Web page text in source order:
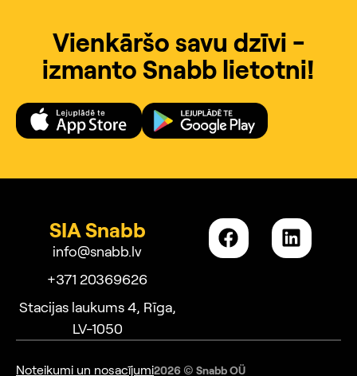
Vienkāršo savu dzīvi -
izmanto Snabb lietotni!
SIA Snabb
info@snabb.lv
+371 20369626
Stacijas laukums 4, Rīga,
LV-1050
Noteikumi un nosacījumi2026 © Snabb OÜ